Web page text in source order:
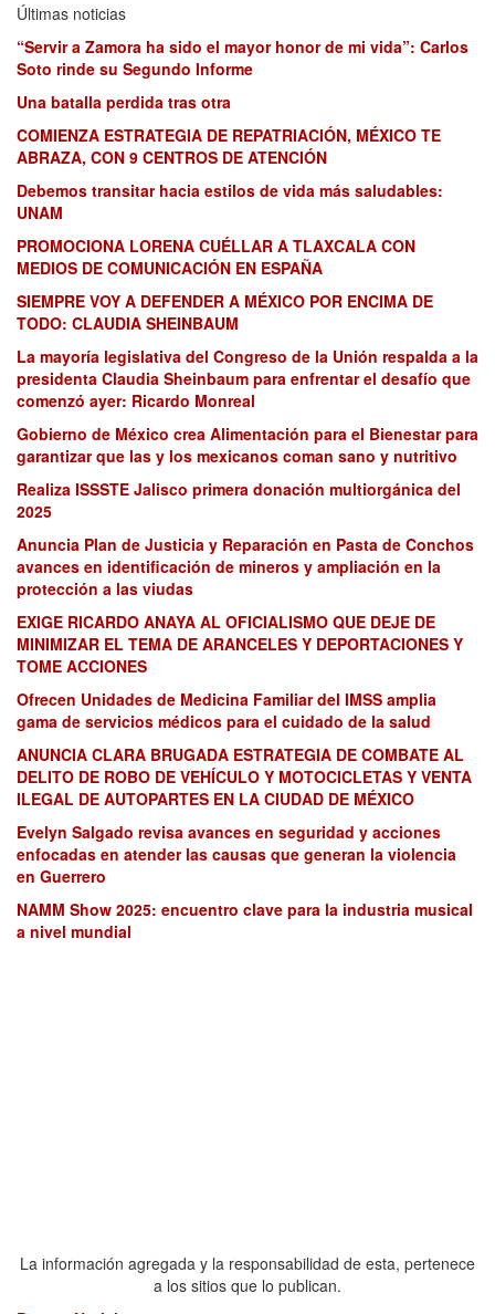
Últimas noticias
“Servir a Zamora ha sido el mayor honor de mi vida”: Carlos
Soto rinde su Segundo Informe
Una batalla perdida tras otra
COMIENZA ESTRATEGIA DE REPATRIACIÓN, MÉXICO TE
ABRAZA, CON 9 CENTROS DE ATENCIÓN
Debemos transitar hacia estilos de vida más saludables:
UNAM
PROMOCIONA LORENA CUÉLLAR A TLAXCALA CON
MEDIOS DE COMUNICACIÓN EN ESPAÑA
SIEMPRE VOY A DEFENDER A MÉXICO POR ENCIMA DE
TODO: CLAUDIA SHEINBAUM
La mayoría legislativa del Congreso de la Unión respalda a la
presidenta Claudia Sheinbaum para enfrentar el desafío que
comenzó ayer: Ricardo Monreal
Gobierno de México crea Alimentación para el Bienestar para
garantizar que las y los mexicanos coman sano y nutritivo
Realiza ISSSTE Jalisco primera donación multiorgánica del
2025
Anuncia Plan de Justicia y Reparación en Pasta de Conchos
avances en identificación de mineros y ampliación en la
protección a las viudas
EXIGE RICARDO ANAYA AL OFICIALISMO QUE DEJE DE
MINIMIZAR EL TEMA DE ARANCELES Y DEPORTACIONES Y
TOME ACCIONES
Ofrecen Unidades de Medicina Familiar del IMSS amplia
gama de servicios médicos para el cuidado de la salud
ANUNCIA CLARA BRUGADA ESTRATEGIA DE COMBATE AL
DELITO DE ROBO DE VEHÍCULO Y MOTOCICLETAS Y VENTA
ILEGAL DE AUTOPARTES EN LA CIUDAD DE MÉXICO
Evelyn Salgado revisa avances en seguridad y acciones
enfocadas en atender las causas que generan la violencia
en Guerrero
NAMM Show 2025: encuentro clave para la industria musical
a nivel mundial
La información agregada y la responsabilidad de esta, pertenece
a los sitios que lo publican.